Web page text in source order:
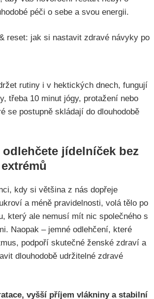
péči o sebe a svou energii.
rutiny i v hektických dnech, fungují
třeba 10 minut jógy, protažení nebo
se postupně skládají do dlouhodobě
jídelníček bez
kdy si většina z nás dopřeje
a méně pravidelnosti, volá tělo po
který ale nemusí mít nic společného s
Naopak – jemné odlehčení, které
podpoří skutečné ženské zdraví a
dlouhodobě udržitelné zdravé
vyšší příjem vlákniny a stabilní